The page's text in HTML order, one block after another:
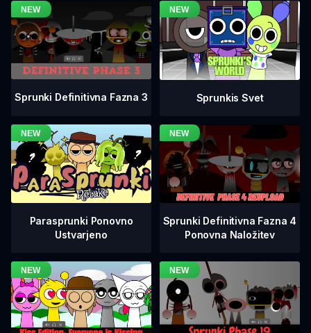
Sprunki Definitivna Fazna 3 Sprunkis Svet
Parasprunki Ponovno
Ustvarjeno
Sprunki Definitivna Fazna 4
Ponovna Naložitev